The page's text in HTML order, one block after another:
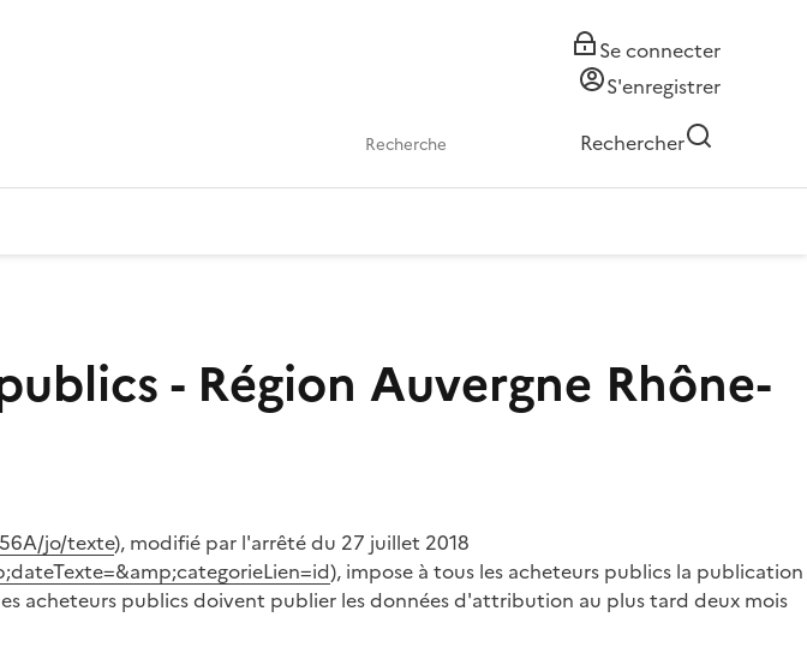
Se connecter
S'enregistrer
Rechercher
- Région Auvergne Rhône-
jo/texte), modifié par l'arrêté du 27 juillet 2018
), impose à tous les acheteurs publics la publication
acheteurs publics doivent publier les données d'attribution au plus tard deux mois